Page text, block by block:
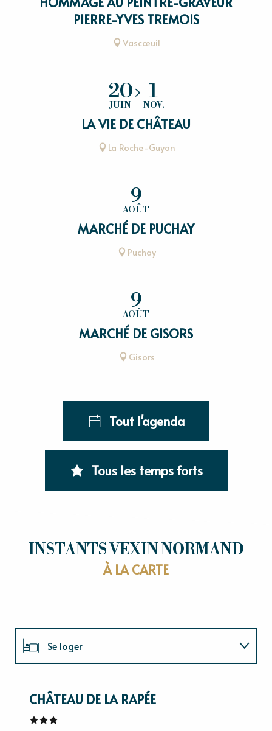
PIERRE-YVES TREMOIS
Vascœuil
20
JUIN
1
NOV.
LA VIE DE CHÂTEAU
La Roche-Guyon
9
AOÛT
MARCHÉ DE PUCHAY
Puchay
9
AOÛT
MARCHÉ DE GISORS
Gisors
Tout l'agenda
Tous les temps forts
INSTANTS VEXIN NORMAND
À LA CARTE
Se loger
Se restaurer
CHÂTEAU DE LA RAPÉE